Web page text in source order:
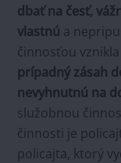
dbať na česť,
vlastnú a
činnosťou
prípadný zásah
nevyhnutnú na
služobnou
činnosti je
policajta, ktorý